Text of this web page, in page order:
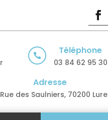
 Téléphone
03 84 62 95 30
Adresse
des Saulniers, 70200 Lure